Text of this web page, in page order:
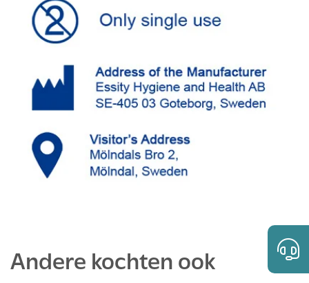
Andere kochten ook